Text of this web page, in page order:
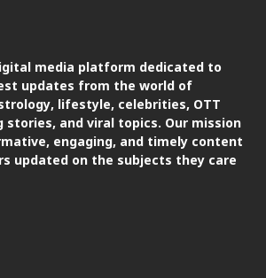
media platform dedicated to
updates from the world of
lifestyle, celebrities, OTT
stories, and viral topics. Our mission
engaging, and timely content
updated on the subjects they care